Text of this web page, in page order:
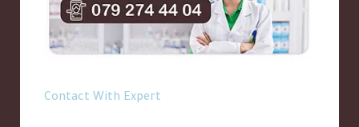
Contact With Expert